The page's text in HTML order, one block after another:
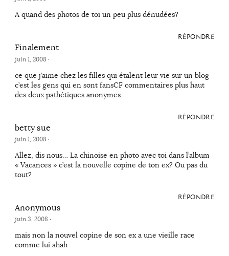
A quand des photos de toi un peu plus dénudées?
RÉPONDRE
Finalement
juin 1, 2008 ·
ce que j’aime chez les filles qui étalent leur vie sur un blog
c’est les gens qui en sont fansCF commentaires plus haut
des deux pathétiques anonymes.
RÉPONDRE
betty sue
juin 1, 2008 ·
Allez, dis nous… La chinoise en photo avec toi dans l’album
« Vacances » c’est la nouvelle copine de ton ex? Ou pas du
tout?
RÉPONDRE
Anonymous
juin 3, 2008 ·
mais non la nouvel copine de son ex a une vieille race
comme lui ahah